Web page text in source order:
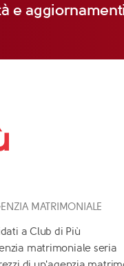
e
MATRIMONIALE
a Club di Più
matrimoniale seria